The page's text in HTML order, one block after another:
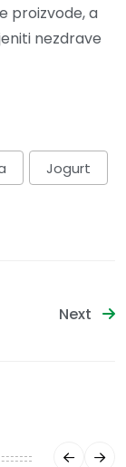
proizvode, a
nezdrave
Jogurt
Next